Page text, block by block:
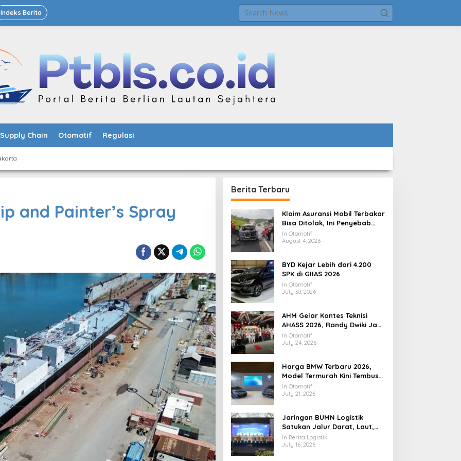
Indeks Berita
Supply Chain Otomotif Regulasi
and Painter’s Spray
Berita Terbaru
Klaim Asuransi Mobil Terbakar
Bisa Ditolak, Ini Penyebab
Utamanya
In Otomotif
August 4, 2026
BYD Kejar Lebih dari 4.200
SPK di GIIAS 2026
In Otomotif
July 30, 2026
AHM Gelar Kontes Teknisi
AHASS 2026, Randy Dwiki Jadi
Juara Nasional
In Otomotif
July 24, 2026
Harga BMW Terbaru 2026,
Model Termurah Kini Tembus
Rp1 Miliar
In Otomotif
July 21, 2026
Jaringan BUMN Logistik
Satukan Jalur Darat, Laut,
dan Distribusi Nasional
In Berita Logistik
July 16, 2026